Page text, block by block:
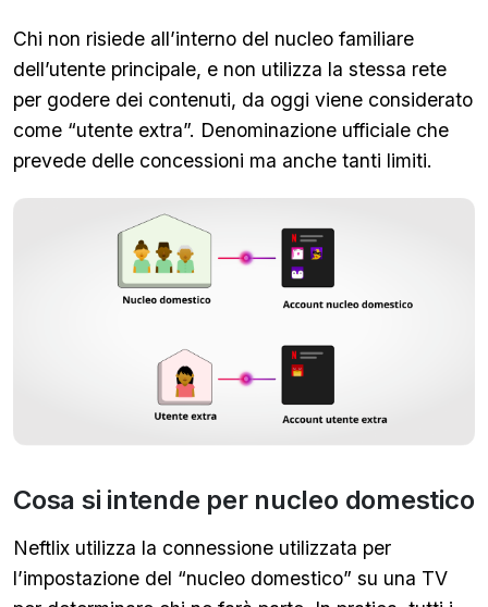
Chi non risiede all’interno del nucleo familiare
dell’utente principale, e non utilizza la stessa rete
per godere dei contenuti, da oggi viene considerato
come “utente extra”. Denominazione ufficiale che
prevede delle concessioni ma anche tanti limiti.
Cosa si intende per nucleo domestico
Neftlix utilizza la connessione utilizzata per
l’impostazione del “nucleo domestico” su una TV